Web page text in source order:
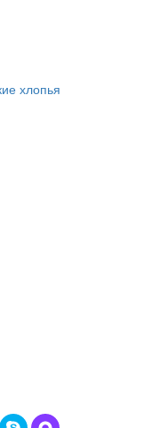
хлопья